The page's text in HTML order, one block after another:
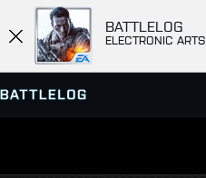
BATTLELOG
ELECTRONIC ARTS